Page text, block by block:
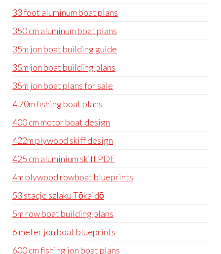
33 foot aluminum boat plans
350 cm aluminum boat plans
35m jon boat building guide
35m jon boat building plans
35m jon boat plans for sale
4 70m fishing boat plans
400 cm motor boat design
422m plywood skiff design
425 cm aluminium skiff PDF
4m plywood rowboat blueprints
53 stacje szlaku Tōkaidō
5m row boat building plans
6 meter jon boat blueprints
600 cm fishing jon boat plans